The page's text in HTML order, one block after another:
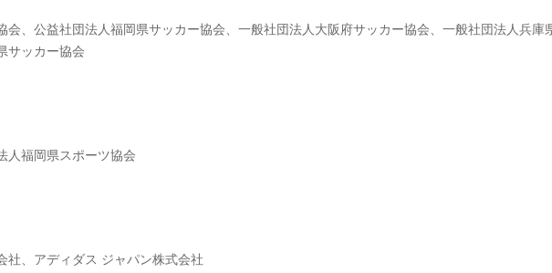
会、公益社団法人福岡県サッカー協会、一般社団法人大阪府サッカー協会、一般社団法人兵庫
サッカー協会
人福岡県スポーツ協会
社、アディダス ジャパン株式会社